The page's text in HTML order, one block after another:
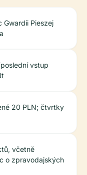
Gwardii Pieszej
vstup
20 PLN; čtvrtky
včetně
o zpravodajských